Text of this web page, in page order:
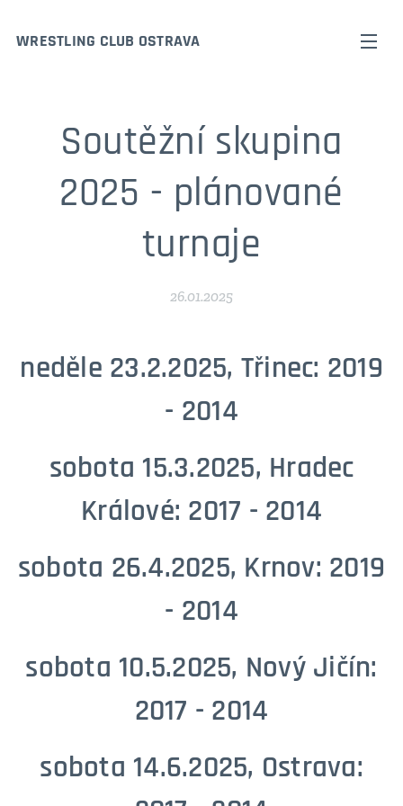
WRESTLING CLUB OSTRAVA
Soutěžní skupina
2025 - plánované
turnaje
26.01.2025
neděle 23.2.2025, Třinec: 2019
- 2014
sobota 15.3.2025, Hradec
Králové: 2017 - 2014
sobota 26.4.2025, Krnov: 2019
- 2014
sobota 10.5.2025, Nový Jičín:
2017 - 2014
sobota 14.6.2025, Ostrava: